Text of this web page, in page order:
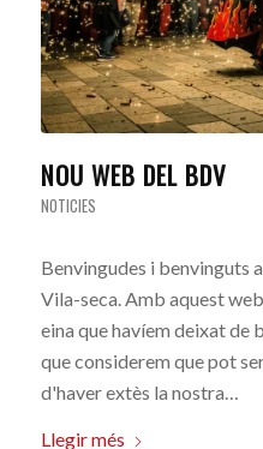
NOU WEB DEL BDV
NOTICIES
Benvingudes i benvinguts
Vila-seca. Amb aquest
eina que havíem deixat de
que considerem que pot
d'haver extès la nostra…
Llegir més